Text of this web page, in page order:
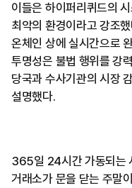
이들은 하이퍼리퀴드의
최악의 환경이라고 강조
온체인 상에 실시간으로
투명성은 불법 행위를 강
당국과 수사기관의 시장
설명했다.
365일 24시간 가동되는
거래소가 문을 닫는 주말